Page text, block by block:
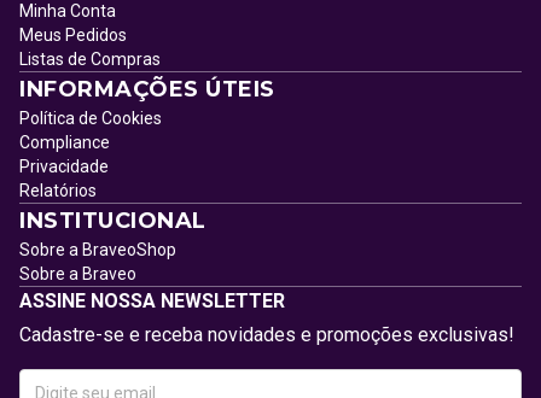
Minha Conta
Meus Pedidos
Listas de Compras
INFORMAÇÕES ÚTEIS
Política de Cookies
Compliance
Privacidade
Relatórios
INSTITUCIONAL
Sobre a BraveoShop
Sobre a Braveo
ASSINE NOSSA NEWSLETTER
Cadastre-se e receba novidades e promoções exclusivas!